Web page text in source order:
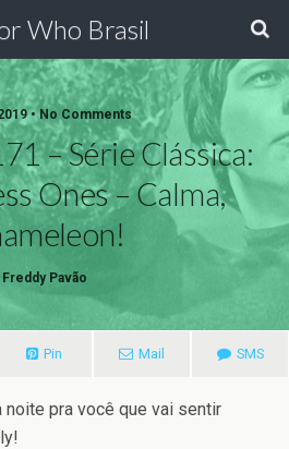
Who Brasil
• No Comments
– Série Clássica:
Ones – Calma,
Freddy Pavão
Pin Mail SMS
pra você que vai sentir